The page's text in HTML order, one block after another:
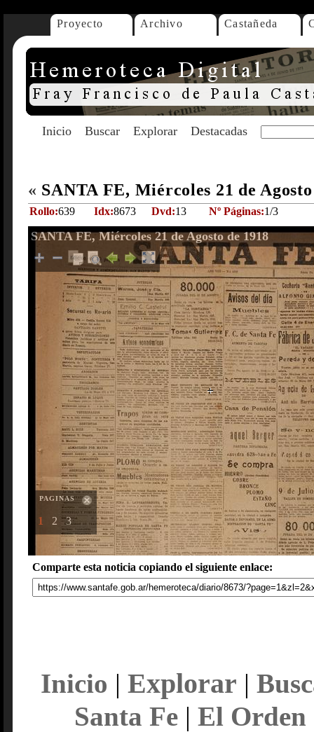
Proyecto Archivo Castañeda
Inicio Buscar Explorar Destacadas
« SANTA FE, Miércoles 21 de
Rollo:639 Idx:8673 Dvd:13 Nº Páginas:1/3
SANTA FE, Miércoles 21 de Agosto de 1918
PAGINAS
1 2 3
Comparte esta noticia copiando el siguiente enlace:
Inicio | Explorar |
Santa Fe| El Orden